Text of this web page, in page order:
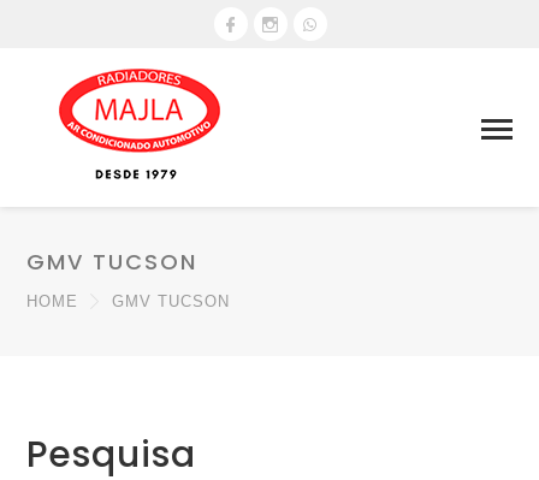
GMV TUCSON
HOME GMV TUCSON
Pesquisa